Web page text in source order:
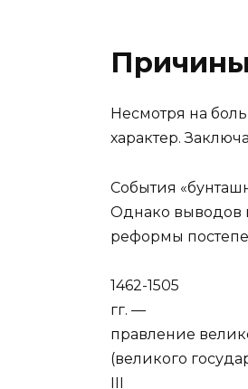
Несмотря на
характер.
События
Однако выводов
реформы
1462-1505
гг. —
правление
(великого
III